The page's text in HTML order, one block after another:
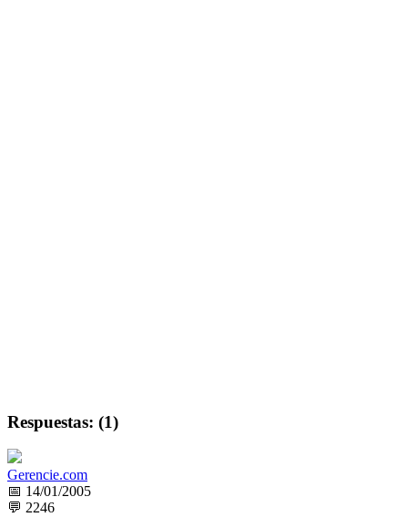
Respuestas: (1)
Gerencie.com
📅 14/01/2005
💬 2246